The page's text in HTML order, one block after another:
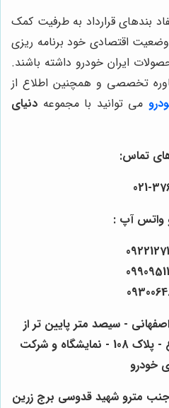
بندهای قرارداد به طرفیت کمک
اقتصادی خود برنامه ریزی
ایران خودرو داشته باشند.
تخصصی و همچنین اطلاع از
می توانید با مجموعه دنیای
تماس:
021-
واتس آپ :
- سیصد متر پایین تر از
پاساژ تیراژه - نبش کوچه زارع - پلاک 108 - نمایشگاه و شرکت
خودرو
بهشتی جنب مترو شهید قدوسی برج زرین